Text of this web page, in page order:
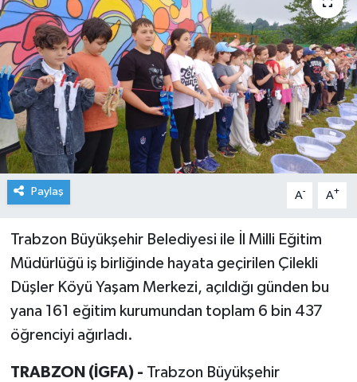
Paylaş A- A+
Trabzon Büyükşehir Belediyesi ile İl Milli Eğitim
Müdürlüğü iş birliğinde hayata geçirilen Çilekli
Düşler Köyü Yaşam Merkezi, açıldığı günden bu
yana 161 eğitim kurumundan toplam 6 bin 437
öğrenciyi ağırladı.
TRABZON (İGFA) - Trabzon Büyükşehir